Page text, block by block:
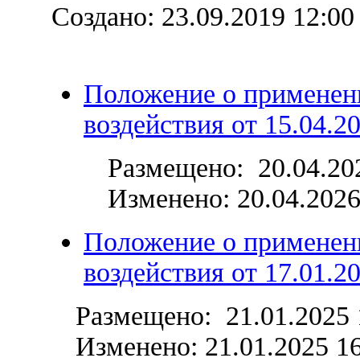
Создано: 23.09.2019 12:00
Положение о
воздействия от
Размещено:
Изменено:
Положение о
воздействия от
Размещено: 21.01.2025
Изменено: 21.01.2025